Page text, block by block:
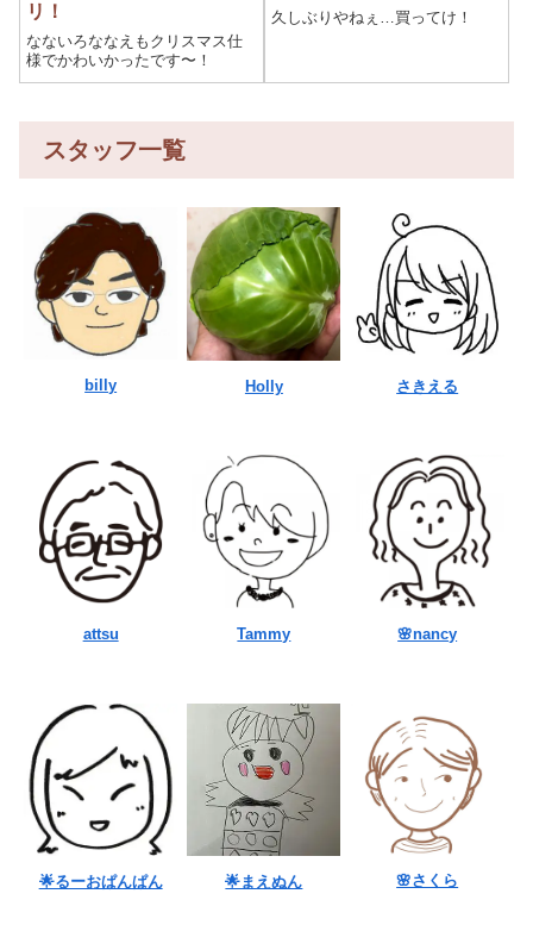
リ！
なないろななえもクリスマス仕
様でかわいかったです〜！
久しぶりやねぇ…買ってけ！
スタッフ一覧
billy Holly さきえる
attsu Tammy 🌸nancy
🌟るーおぱんぱん 🌟まえぬん 🌸さくら